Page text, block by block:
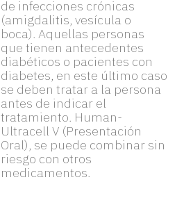
de infecciones crónicas
(amigdalitis, vesícula o
boca). Aquellas personas
que tienen antecedentes
diabéticos o pacientes con
diabetes, en este último caso
se deben tratar a la persona
antes de indicar el
tratamiento. Human-
Ultracell V (Presentación
Oral), se puede combinar sin
riesgo con otros
medicamentos.